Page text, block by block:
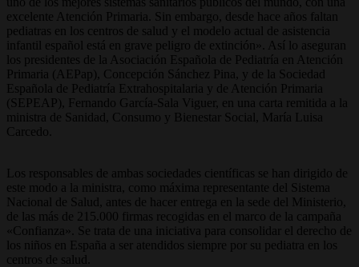
excelente Atención Primaria. Sin embargo, desde hace años faltan
pediatras en los centros de salud y el modelo actual de asistencia
infantil español está en grave peligro de extinción». Así lo aseguran
los presidentes de la Asociación Española de Pediatría en Atención
Primaria (AEPap), Concepción Sánchez Pina, y de la Sociedad
Española de Pediatría Extrahospitalaria y de Atención Primaria
(SEPEAP), Fernando García-Sala Viguer, en una carta remitida a la
ministra de Sanidad, Consumo y Bienestar Social, María Luisa
Carcedo.
Los responsables de ambas sociedades científicas se han dirigido de
este modo a la ministra, como máxima representante del Sistema
Nacional de Salud, antes de hacer entrega en la sede del Ministerio,
de las más de 215.000 firmas recogidas en el marco de la campaña
«Confianza». Se trata de una iniciativa para consolidar el derecho de
los niños en España a ser atendidos siempre por su pediatra en los
centros de salud.